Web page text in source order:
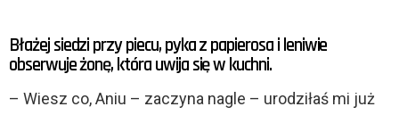
Błażej siedzi przy piecu, pyka z papierosa i leniwie
obserwuje żonę, która uwija się w kuchni.
– Wiesz co, Aniu – zaczyna nagle – urodziłaś mi już